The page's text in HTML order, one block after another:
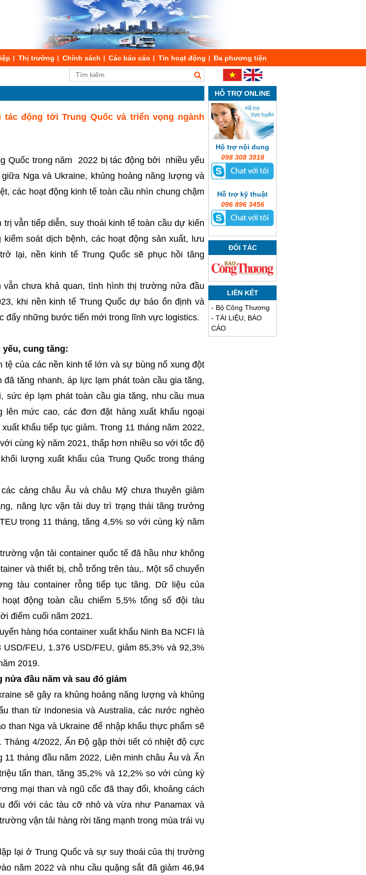
Thị trường Chính sách Các báo cáo Tin hoạt động Đa phương tiện
động tới Trung Quốc và triển vọng ngành
Quốc trong năm 2022 bị tác động bởi nhiều yếu
Nga và Ukraine, khủng hoảng năng lượng và
các hoạt động kinh tế toàn cầu nhìn chung chậm
vẫn tiếp diễn, suy thoái kinh tế toàn cầu dự kiến
soát dịch bệnh, các hoạt động sản xuất, lưu
lại, nền kinh tế Trung Quốc sẽ phục hồi tăng
chưa khả quan, tình hình thị trường nửa đầu
khi nền kinh tế Trung Quốc dự báo ổn định và
đẩy những bước tiến mới trong lĩnh vực logistics.
cung tăng:
của các nền kinh tế lớn và sự bùng nổ xung đột
tăng nhanh, áp lực lạm phát toàn cầu gia tăng,
ép lạm phát toàn cầu gia tăng, nhu cầu mua
mức cao, các đơn đặt hàng xuất khẩu ngoại
khẩu tiếp tục giảm. Trong 11 tháng năm 2022,
cùng kỳ năm 2021, thấp hơn nhiều so với tốc độ
lượng xuất khẩu của Trung Quốc trong tháng
cảng châu Âu và châu Mỹ chưa thuyên giảm
năng lực vận tải duy trì trạng thái tăng trưởng
trong 11 tháng, tăng 4,5% so với cùng kỳ năm
vận tải container quốc tế đã hầu như không
và thiết bị, chỗ trống trên tàu,. Một số chuyến
tàu container rỗng tiếp tục tăng. Dữ liệu của
động toàn cầu chiếm 5,5% tổng số đội tàu
điểm cuối năm 2021.
hàng hóa container xuất khẩu Ninh Ba NCFI là
FEU, 1.376 USD/FEU, giảm 85,3% và 92,3%
2019.
đầu năm và sau đó giảm
sẽ gây ra khủng hoảng năng lượng và khủng
than từ Indonesia và Australia, các nước nghèo
than Nga và Ukraine để nhập khẩu thực phẩm sẽ
4/2022, Ấn Độ gặp thời tiết có nhiệt độ cực
tháng đầu năm 2022, Liên minh châu Âu và Ấn
tấn than, tăng 35,2% và 12,2% so với cùng kỳ
mại than và ngũ cốc đã thay đổi, khoảng cách
đối với các tàu cỡ nhỏ và vừa như Panamax và
vận tải hàng rời tăng mạnh trong mùa trái vụ
lại ở Trung Quốc và sự suy thoái của thị trường
năm 2022 và nhu cầu quặng sắt đã giảm 46,94
HỖ TRỢ ONLINE
Hộ trợ nội dung
098 308 3918
Hỗ trợ kỹ thuật
096 896 3456
ĐỐI TÁC
LIÊN KẾT
- Bộ Công Thương
- TÀI LIỆU, BÁO
CÁO